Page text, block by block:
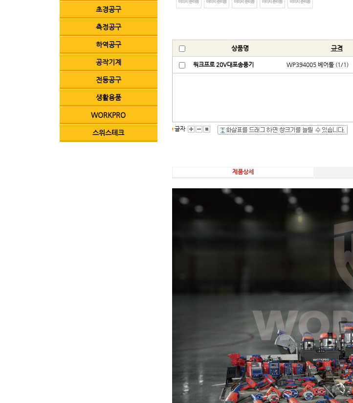
초경공구
측정공구
하역공구
공작기계
전동공구
생활용품
WORKPRO
스위스테크
상품명 규격
워크프로 20V대포송풍기 WP394005 베어툴 (1/1)
글자
제품상세